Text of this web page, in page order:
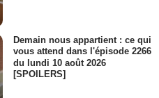
Demain nous appartient : ce qui
vous attend dans l'épisode 2266
du lundi 10 août 2026
[SPOILERS]